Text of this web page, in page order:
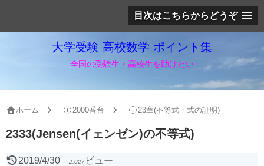
目次はこちらからどうぞ
大学受験 高校数学 ポイント集
全国の受験生・高校生を助けたい
ホーム 2000番台 23章(不等式・式の証明)
2333(Jensen(イェンゼン)の不等式)
2019/4/30 2,027ビュー